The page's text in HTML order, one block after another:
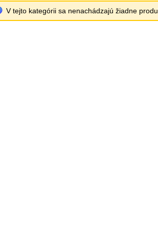
V tejto kategórii sa nenachádzajú žiadne